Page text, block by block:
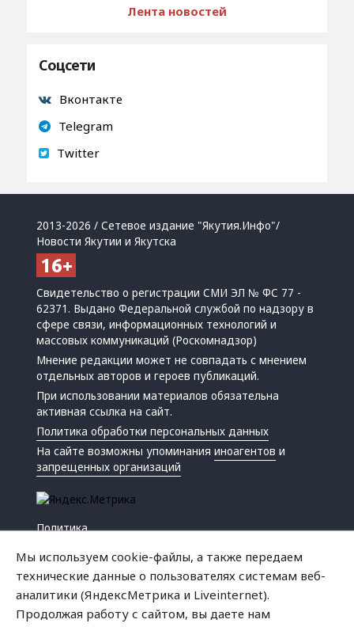
Лента новостей
Соцсети
Вконтакте
Telegram
Twitter
2013-2026 / Сетевое издание "Якутия.Инфо"/
Новости Якутии и Якутска
Свидетельство о регистрации СМИ ЭЛ № ФС 77 -
62371. Выдано Федеральной службой по надзору в
сфере связи, информационных технологий и
массовых коммуникаций (Роскомнадзор)
Мнение редакции может не совпадать с мнением
отдельных авторов и героев публикаций.
При использовании материалов обязательна
активная ссылка на сайт.
Политика обработки персональных данных
На сайте возможны упоминанияиноагентов и
запрещенных организаций
Политика
Мы используем cookie-файлы, а также передаем
технические данные о пользователях системам веб-
аналитики (ЯндексМетрика и Liveinternet).
Продолжая работу с сайтом, вы даете нам